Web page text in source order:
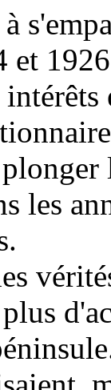
et
les